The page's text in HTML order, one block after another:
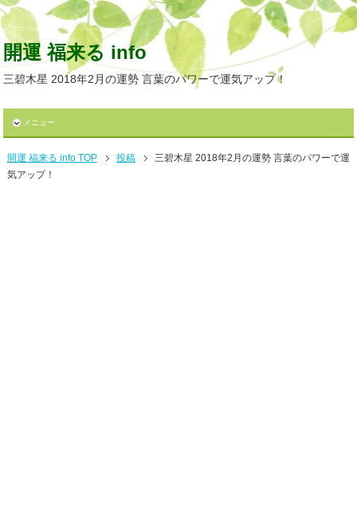
開運 福来る info
三碧木星 2018年2月の運勢 言葉のパワーで運気アップ！
メニュー
開運 福来る info TOP 投稿
三碧木星 2018年2月の運勢 言葉のパワーで運
気アップ！